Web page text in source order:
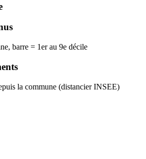
barre = 1er au 9e décile
la commune (distancier INSEE)